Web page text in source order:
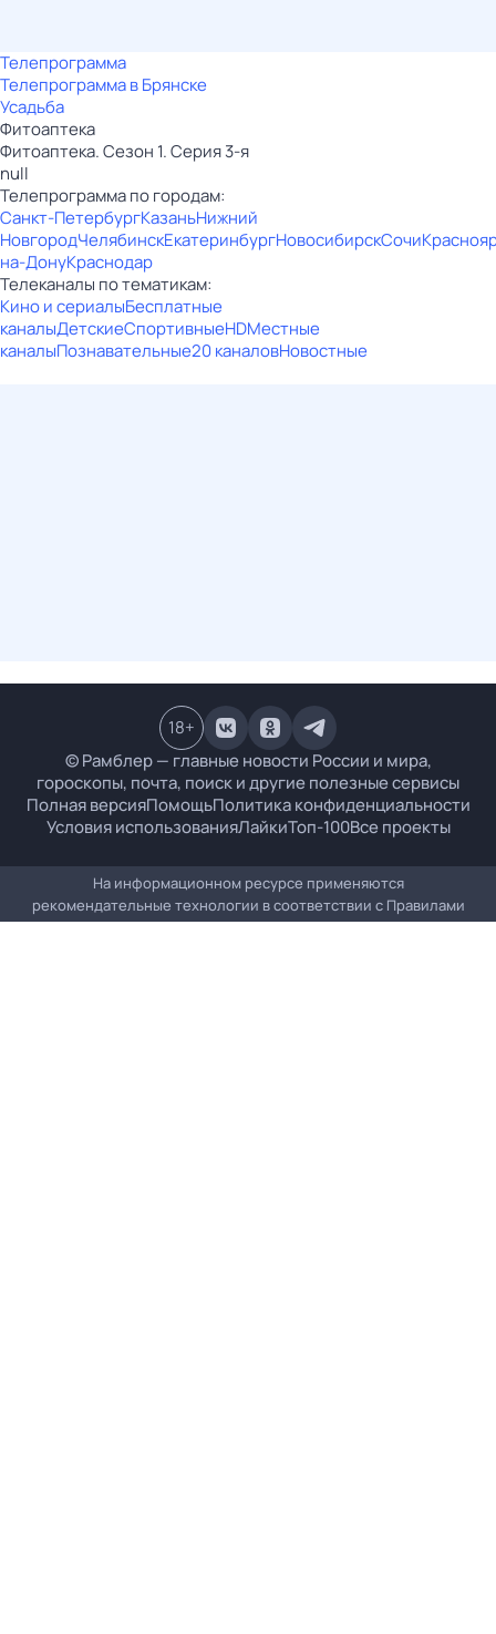
Телепрограмма
Телепрограмма в Брянске
Усадьба
Фитоаптека
Фитоаптека. Сезон 1. Серия 3-я
null
Телепрограмма по городам:
Санкт-ПетербургКазаньНижний
НовгородЧелябинскЕкатеринбургНовосибирскСочи
на-ДонуКраснодар
Телеканалы по тематикам:
Кино и сериалыБесплатные
каналыДетскиеСпортивныеHDМестные
каналыПознавательные20 каналовНовостные
© Рамблер — главные новости России и мира,
гороскопы, почта, поиск и другие полезные сервисы
Полная версияПомощьПолитика конфиденциальности
Условия использованияЛайкиТоп-100Все проекты
18+
На информационном ресурсе применяются
рекомендательные технологии в соответствии с Правилами